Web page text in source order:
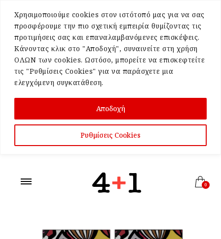
Χρησιμοποιούμε cookies στον ιστότοπό μας για να σας
προσφέρουμε την πιο σχετική εμπειρία θυμίζοντας τις
προτιμήσεις σας και επαναλαμβανόμενες επισκέψεις.
Κάνοντας κλικ στο "Αποδοχή", συναινείτε στη χρήση
ΟΛΩΝ των cookies. Ωστόσο, μπορείτε να επισκεφτείτε
τις "Ρυθμίσεις Cookies" για να παράσχετε μια
ελεγχόμενη συγκατάθεση.
Ρυθμίσεις Cookies
Αποδοχή
0